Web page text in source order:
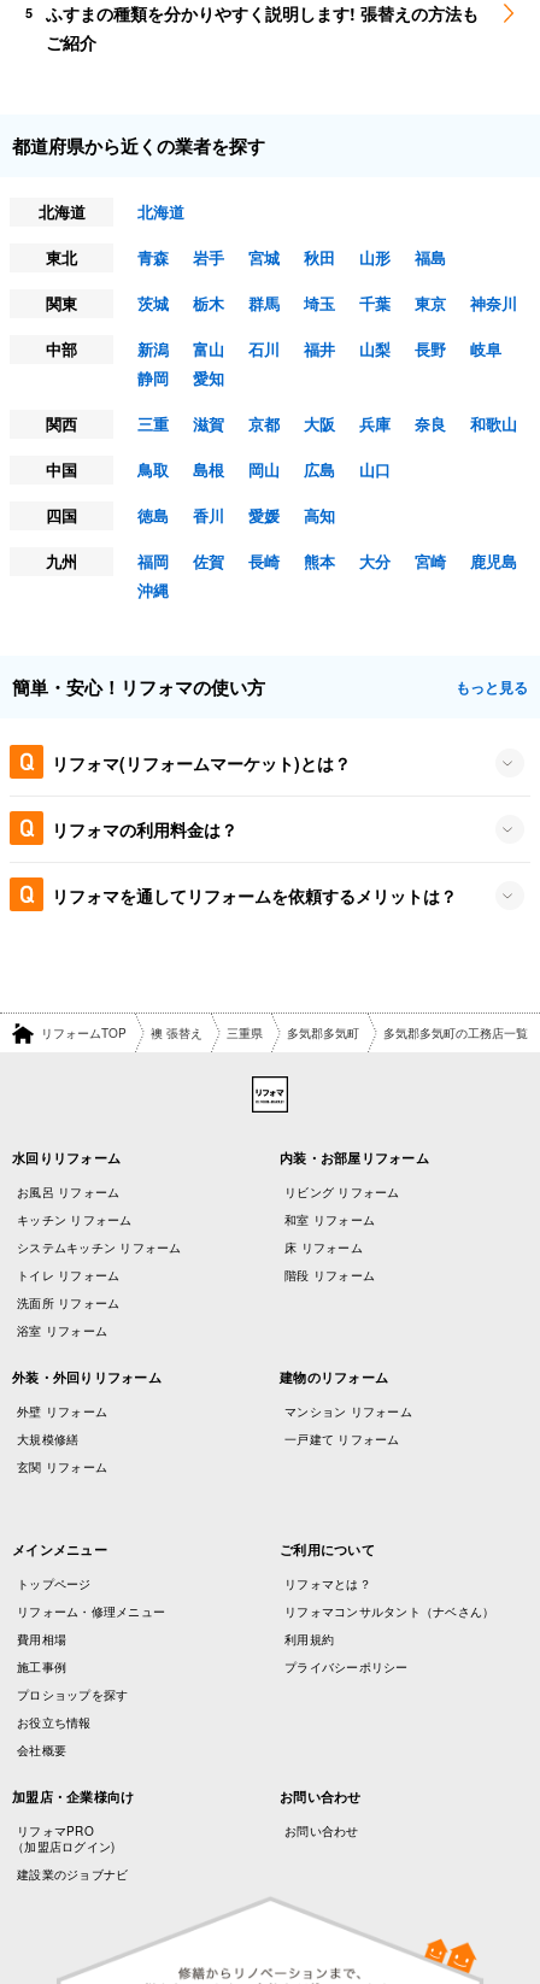
5
ふすまの種類を分かりやすく説明します! 張替えの方法も
ご紹介
都道府県から近くの業者を探す
北海道
北海道
東北
青森 岩手 宮城 秋田 山形
福島
関東
茨城 栃木 群馬 埼玉 千葉 東京
神奈川
中部
新潟 富山 石川 福井 山梨 長野
岐阜
静岡
愛知
関西
三重 滋賀 京都 大阪 兵庫 奈良
和歌山
中国
鳥取 島根 岡山 広島
山口
四国
徳島 香川 愛媛
高知
九州
福岡 佐賀 長崎 熊本 大分 宮崎
鹿児島
沖縄
簡単・安心！リフォマの使い方 もっと見る
リフォマ(リフォームマーケット)とは？
リフォマの利用料金は？
リフォマを通してリフォームを依頼するメリットは？
リフォームTOP 襖 張替え 三重県 多気郡多気町 多気郡多気町の工務店一覧
水回りリフォーム
お風呂 リフォーム
キッチン リフォーム
システムキッチン リフォーム
トイレ リフォーム
洗面所 リフォーム
浴室 リフォーム
内装・お部屋リフォーム
リビング リフォーム
和室 リフォーム
床 リフォーム
階段 リフォーム
外装・外回りリフォーム
外壁 リフォーム
大規模修繕
玄関 リフォーム
建物のリフォーム
マンション リフォーム
一戸建て リフォーム
メインメニュー
トップページ
リフォーム・修理メニュー
費用相場
施工事例
プロショップを探す
お役立ち情報
会社概要
ご利用について
リフォマとは？
リフォマコンサルタント（ナベさん）
利用規約
プライバシーポリシー
加盟店・企業様向け
リフォマPRO
（加盟店ログイン)
建設業のジョブナビ
お問い合わせ
お問い合わせ